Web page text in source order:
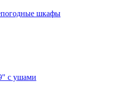
шкафы
с ушами